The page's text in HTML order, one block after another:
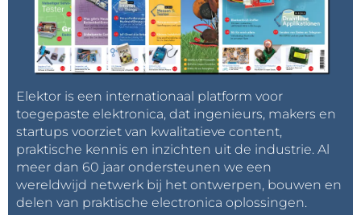
Elektor is een internationaal platform voor
toegepaste elektronica, dat ingenieurs, makers en
startups voorziet van kwalitatieve content,
praktische kennis en inzichten uit de industrie. Al
meer dan 60 jaar ondersteunen we een
wereldwijd netwerk bij het ontwerpen, bouwen en
delen van praktische electronica oplossingen.